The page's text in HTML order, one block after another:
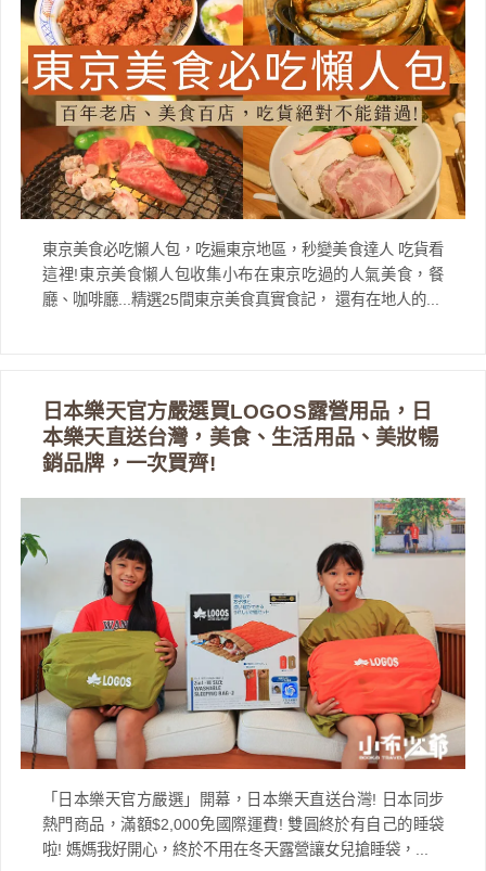
東京美食必吃懶人包，吃遍東京地區，秒變美食達人 吃貨看
這裡!東京美食懶人包收集小布在東京吃過的人氣美食，餐
廳、咖啡廳...精選25間東京美食真實食記， 還有在地人的...
日本樂天官方嚴選買LOGOS露營用品，日
本樂天直送台灣，美食、生活用品、美妝暢
銷品牌，一次買齊!
「日本樂天官方嚴選」開幕，日本樂天直送台灣! 日本同步
熱門商品，滿額$2,000免國際運費! 雙圓終於有自己的睡袋
啦! 媽媽我好開心，終於不用在冬天露營讓女兒搶睡袋，...